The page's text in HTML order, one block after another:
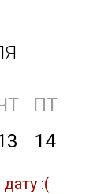
ПТ
14
:(